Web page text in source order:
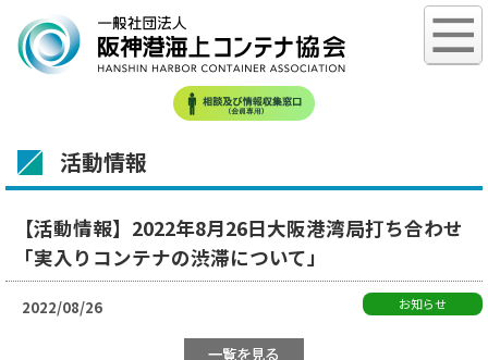
活動情報
【活動情報】2022年8月26日大阪港湾局打ち合わせ
「実入りコンテナの渋滞について」
2022/08/26 お知らせ